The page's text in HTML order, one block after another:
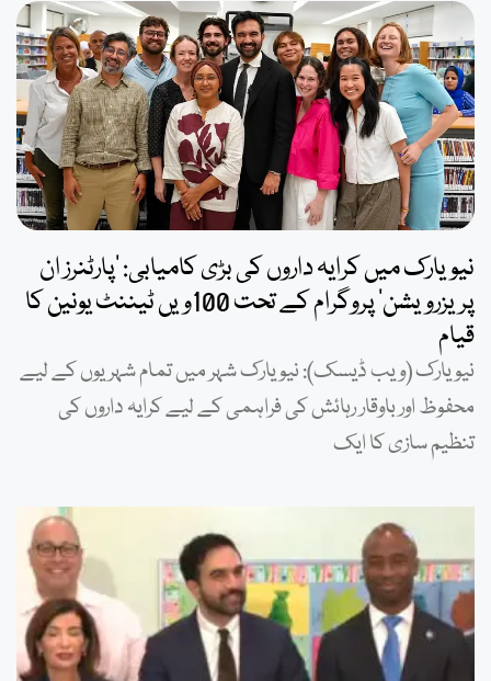
نیویارک میں کرایہ داروں کی بڑی کامیابی: ’پارٹنرز ان
پریزرویشن‘ پروگرام کے تحت 100ویں ٹیننٹ یونین کا
قیام
نیویارک (ویب ڈیسک): نیویارک شہر میں تمام شہریوں کے لیے
محفوظ اور باوقار رہائش کی فراہمی کے لیے کرایہ داروں کی
تنظیم سازی کا ایک